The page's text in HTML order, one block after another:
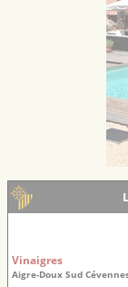
Vinaigres
Aigre-Doux Sud